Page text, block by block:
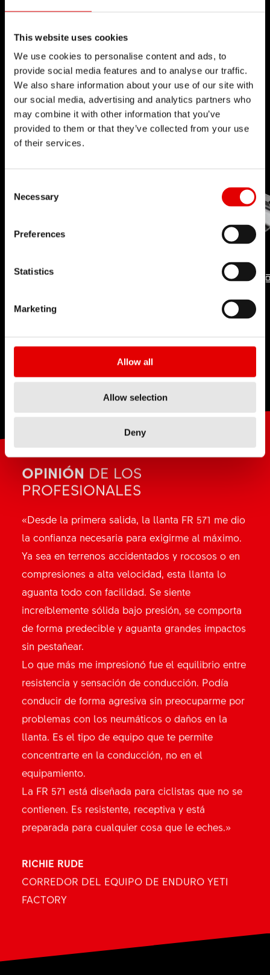
This website uses cookies
We use cookies to personalise content and ads, to
provide social media features and to analyse our traffic.
We also share information about your use of our site with
our social media, advertising and analytics partners who
may combine it with other information that you’ve
provided to them or that they’ve collected from your use
of their services.
Necessary
Preferences
Statistics
Marketing
Allow all
Allow selection
Deny
perseguimos la perfección en el desarrollo de
tecnología cada vez más lejos.
CABECILLAS
OPINIÓN DE LOS
PROFESIONALES
«Desde la primera salida, la llanta FR 571 me dio
la confianza necesaria para exigirme al máximo.
Ya sea en terrenos accidentados y rocosos o en
compresiones a alta velocidad, esta llanta lo
aguanta todo con facilidad. Se siente
increíblemente sólida bajo presión, se comporta
de forma predecible y aguanta grandes impactos
sin pestañear.
Lo que más me impresionó fue el equilibrio entre
resistencia y sensación de conducción. Podía
conducir de forma agresiva sin preocuparme por
problemas con los neumáticos o daños en la
llanta. Es el tipo de equipo que te permite
concentrarte en la conducción, no en el
equipamiento.
La FR 571 está diseñada para ciclistas que no se
contienen. Es resistente, receptiva y está
preparada para cualquier cosa que le eches.»
RICHIE RUDE
CORREDOR DEL EQUIPO DE ENDURO YETI
FACTORY